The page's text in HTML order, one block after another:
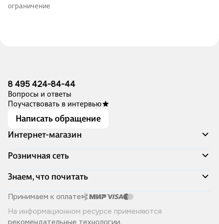
ограничение
8 495 424-84-44
Вопросы и ответы
Поучаствовать в интервью
Написать обращение
Интернет-магазин
Акции
Доставка и оплата
Программа лояльности
Подарочные сертификаты
Правила продажи
Политика конфиденциальности
Розничная сеть
Адреса магазинов
Книжный Дозор
О компании
Читай-город для бизнеса
Хотите у нас работать?
Знаем, что почитать
Скоро в продаже
Лучшие из лучших
Принимаем к оплате
На информационном ресурсе применяются
рекомендательные технологии.